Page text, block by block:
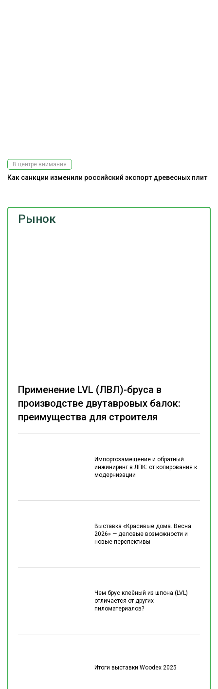
Рынок
Импортозамещение и обратный
инжиниринг в ЛПК: от копирования к
модернизации
Выставка «Красивые дома. Весна
2026» — деловые возможности и
новые перспективы
Чем брус клеёный из шпона (LVL)
отличается от других
пиломатериалов?
Итоги выставки Woodex 2025
Применение LVL (ЛВЛ)-бруса в
производстве двутавровых балок:
преимущества для строителя
В центре внимания
Как санкции изменили российский экспорт древесных плит